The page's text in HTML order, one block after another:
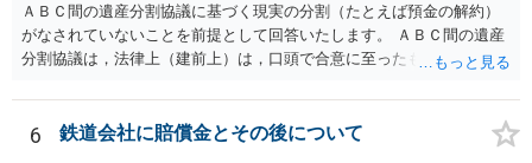
ＡＢＣ間の遺産分割協議に基づく現実の分割（たとえば預金の解約）
がなされていないことを前提として回答いたします。 ＡＢＣ間の遺産
分割協議は，法律上（建前上）は，口頭で合意に至ったものであって
ん。 また，不動産の名義を移転するためには，遺産分割協議書への署
名捺印を得る必要があります。 したがって，残念ながら，「ＡＢＣ間
の遺産分割協議が有効に成立している」という前提に基づく主張は困
6 鉄道会社に賠償金とその後について